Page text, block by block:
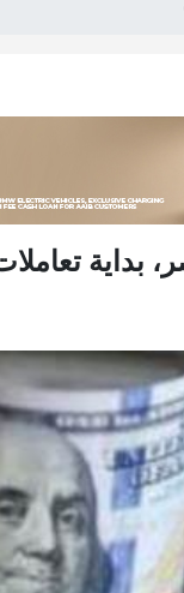
تعاملات اليوم